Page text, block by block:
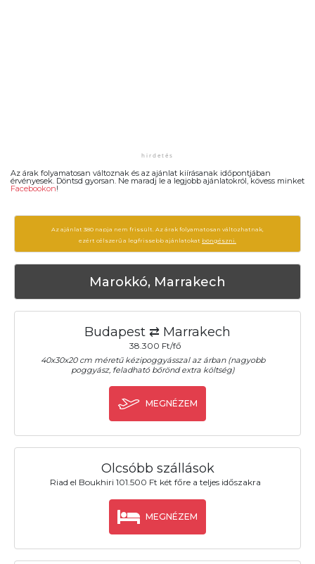
Az árak folyamatosan változnak és az ajánlat kiírásanak időpontjában
érvényesek. Döntsd gyorsan. Ne maradj le a legjobb ajánlatokról, kövess minket
Facebookon!
Az ajánlat 380 napja nem frissült. Az árak folyamatosan változhatnak,
ezért célszerű a legfrissebb ajánlatokat böngészni.
Marokkó, Marrakech
Budapest ⇄ Marrakech
38.300 Ft/fő
40x30x20 cm méretű kézipoggyásszal az árban (nagyobb
poggyász, feladható bőrönd extra költség)
MEGNÉZEM
Olcsóbb szállások
Riad el Boukhiri 101.500 Ft két főre a teljes időszakra
MEGNÉZEM